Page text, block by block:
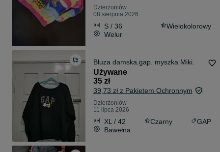
Dzierżoniów
08 sierpnia 2026
S / 36
Wielokolorowy
Welur
Bluza damska.gap. myszka Miki.
Używane
35 zł
39,73 zł z Pakietem Ochronnym
Dzierżoniów
11 lipca 2026
XL / 42 Czarny
GAP
Bawełna